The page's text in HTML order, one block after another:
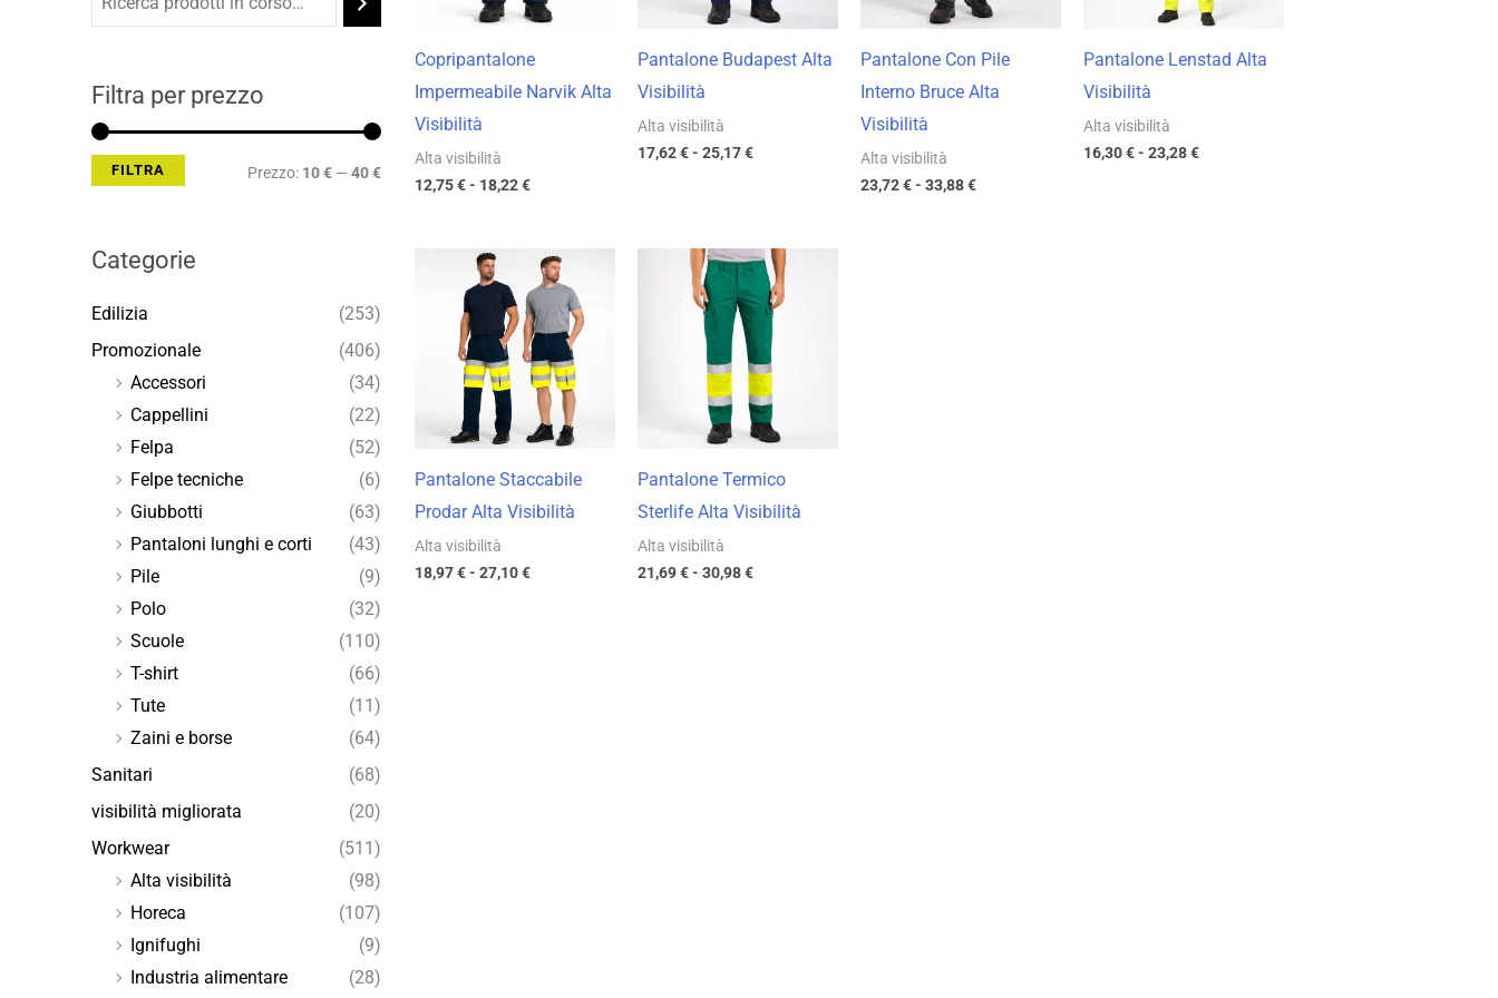
Filtra per prezzo
FILTRA Prezzo: 10 €— 40 €
Categorie
Edilizia
(253)
Promozionale
(406)
Accessori
(34)
Cappellini
(22)
Felpa
(52)
Felpe tecniche
(6)
Giubbotti
(63)
Pantaloni lunghi e corti
(43)
Pile
(9)
Polo
(32)
Scuole
(110)
T-shirt
(66)
Tute
(11)
Zaini e borse
(64)
Sanitari
(68)
visibilità migliorata
(20)
Workwear
(511)
Alta visibilità
(98)
Horeca
(107)
Ignifughi
(9)
Industria alimentare
(28)
Copripantalone
Impermeabile Narvik Alta
Visibilità
Alta visibilità
12,75€- 18,22€
Pantalone Budapest Alta
Visibilità
Alta visibilità
17,62€- 25,17€
Pantalone Con Pile
Interno Bruce Alta
Visibilità
Alta visibilità
23,72€- 33,88€
Pantalone Lenstad Alta
Visibilità
Alta visibilità
16,30€- 23,28€
Pantalone Staccabile
Prodar Alta Visibilità
Alta visibilità
18,97€- 27,10€
Fascia
di
prezzo:
da
18,97 €
a
27,10 €
Pantalone Termico
Sterlife Alta Visibilità
Alta visibilità
21,69€- 30,98€
Fascia
di
prezzo:
da
21,69 €
30,98 €